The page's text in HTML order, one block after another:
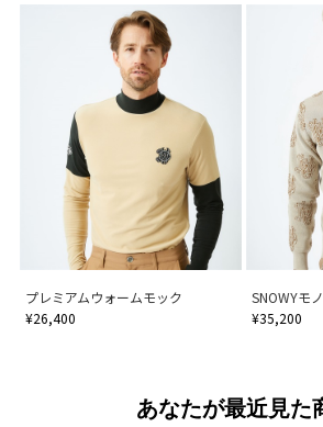
プレミアムウォームモック
¥26,400
SNOWYモ
¥35,200
あなたが最近見た